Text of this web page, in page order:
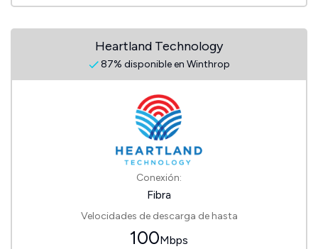
Heartland Technology
87% disponible en Winthrop
Conexión:
Fibra
Velocidades de descarga de hasta
100Mbps